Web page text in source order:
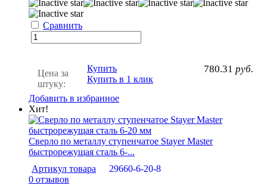
Сравнить
Цена за
штуку:
780.31 руб.
Купить
Купить в 1 клик
Добавить в избранное
Хит!
Сверло по металлу ступенчатое Stayer Master
быстрорежущая сталь 6-...
Артикул товара
29660-6-20-8
0 отзывов